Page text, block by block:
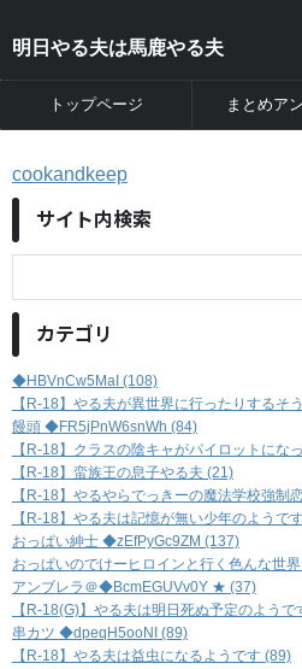
明日やる夫は馬鹿やる夫
トップページ まとめア
cookandkeep
サイト内検索
カテゴリ
◆HBVnCw5MaI (108)
【R-18】やる夫が異世界に行ったりするそ
饅頭 ◆FR5jPnW6snWh (84)
【R-18】クラスの陰キャがパイロットにな
【R-18】蛮族王の息子やる夫 (21)
【R-18】やるやらでっきーの魔法学校強制
【R-18】やる夫は記憶が無い少年のようで
おっぱい紳士 ◆zEfPyGc9ZM (137)
おっぱいのでけーヒロインと行く色んな世
アンブレラ＠◆BcmEGUVv0Y ★ (37)
【R-18(G)】やる夫は明日死ぬ予定のようで
串カツ ◆dpeqH5ooNI (89)
【R-18】やる夫は益虫になるようです (89)